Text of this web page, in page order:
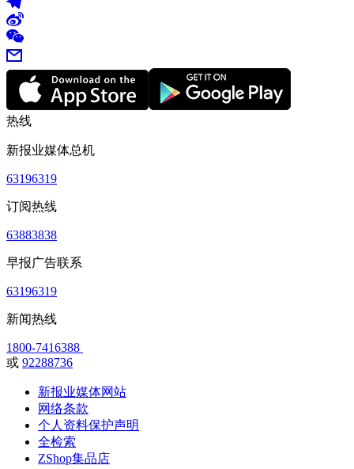
热线
新报业媒体总机
63196319
订阅热线
63883838
早报广告联系
63196319
新闻热线
1800-7416388
或 92288736
新报业媒体网站
网络条款
个人资料保护声明
全检索
ZShop集品店